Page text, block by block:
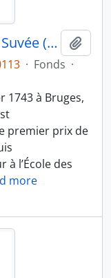
Directorat de Joseph-Benoît Suvée (1792-1807)
· Fonds ·
1743 à Bruges,
premier prix de
à l’École des
more